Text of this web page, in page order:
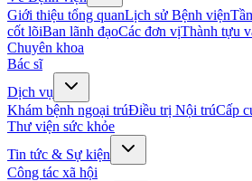
Giới thiệu tổng quanLịch sử Bệnh viện
cốt lõiBan lãnh đạoCác đơn vịThành tựu
Chuyên khoa
Bác sĩ
Dịch vụ
Khám bệnh ngoại trúĐiều trị Nội trúCấp
Thư viện sức khỏe
Tin tức & Sự kiện
Công tác xã hội